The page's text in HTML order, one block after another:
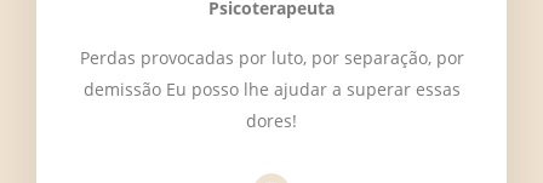
Psicoterapeuta
Perdas provocadas por luto, por separação, por
demissão Eu posso lhe ajudar a superar essas
dores!